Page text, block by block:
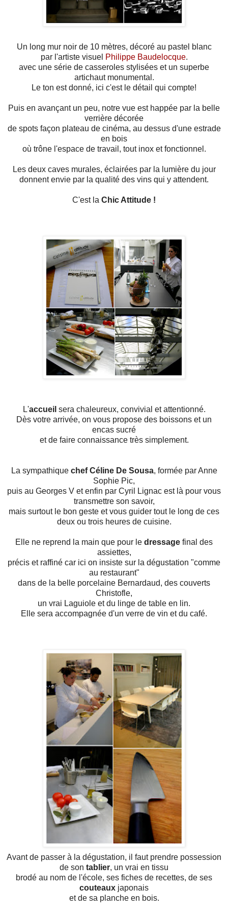
Un long mur noir de 10 mètres, décoré au pastel blanc
par l'artiste visuel Philippe Baudelocque.
avec une série de casseroles stylisées et un superbe
artichaut monumental.
Le ton est donné, ici c'est le détail qui compte!
Puis en avançant un peu, notre vue est happée par la belle
verrière décorée
de spots façon plateau de cinéma, au dessus d'une estrade
en bois
où trône l'espace de travail, tout inox et fonctionnel.
Les deux caves murales, éclairées par la lumière du jour
donnent envie par la qualité des vins qui y attendent.
C'est la Chic Attitude !
L'accueil sera chaleureux, convivial et attentionné.
Dès votre arrivée, on vous propose des boissons et un
encas sucré
et de faire connaissance très simplement.
La sympathiquechef Céline De Sousa, formée par Anne
Sophie Pic,
puis au Georges V et enfin par Cyril Lignac est là pour vous
transmettre son savoir,
mais surtout le bon geste et vous guider tout le long de ces
deux ou trois heures de cuisine.
Elle ne reprend la main que pour le dressage final des
assiettes,
précis et raffiné car ici on insiste sur la dégustation "comme
au restaurant"
dans de la belle porcelaine Bernardaud, des couverts
Christofle,
un vrai Laguiole et du linge de table en lin.
Elle sera accompagnée d'un verre de vin et du café.
Avant de passer à la dégustation, il faut prendre possession
de son tablier, un vrai en tissu
brodé au nom de l'école, ses fiches de recettes, de ses
couteaux japonais
et de sa planche en bois.